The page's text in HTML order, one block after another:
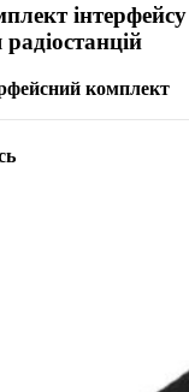
інтерфейсу
комплект